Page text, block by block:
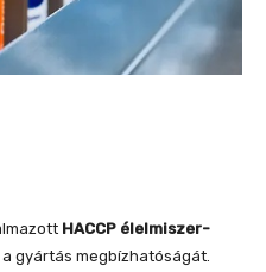
HACCP élelmiszer-
gyártás megbízhatóságát.